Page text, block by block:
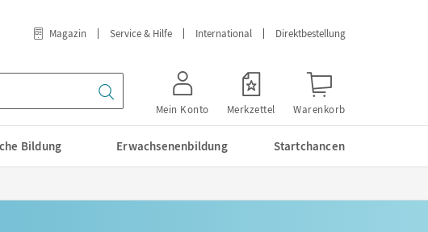
Magazin Service & Hilfe International Direktbestellung
Mein Konto Merkzettel Warenkorb
Bildung Erwachsenenbildung Startchancen